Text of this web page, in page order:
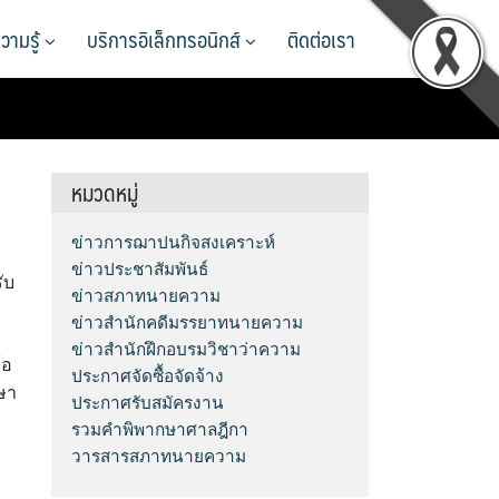
ามรู้ บริการอิเล็กทรอนิกส์ ติดต่อเรา
า
หมวดหมู่
ข่าวการฌาปนกิจสงเคราะห์
ข่าวประชาสัมพันธ์
ข่าวสภาทนายความ
ข่าวสำนักคดีมรรยาทนายความ
ข่าวสำนักฝึกอบรมวิชาว่าความ
ประกาศจัดซื้อจัดจ้าง
ประกาศรับสมัครงาน
รวมคำพิพากษาศาลฎีกา
วารสารสภาทนายความ